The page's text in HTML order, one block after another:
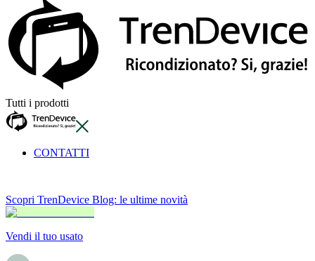
Tutti i prodotti
CONTATTI
Scopri TrenDevice Blog: le ultime novità
Vendi il tuo usato